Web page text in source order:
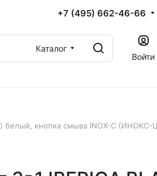
+7 (495) 662-46-66
Каталог
Войти
кнопка смыва INOX-C (ИНОКС-